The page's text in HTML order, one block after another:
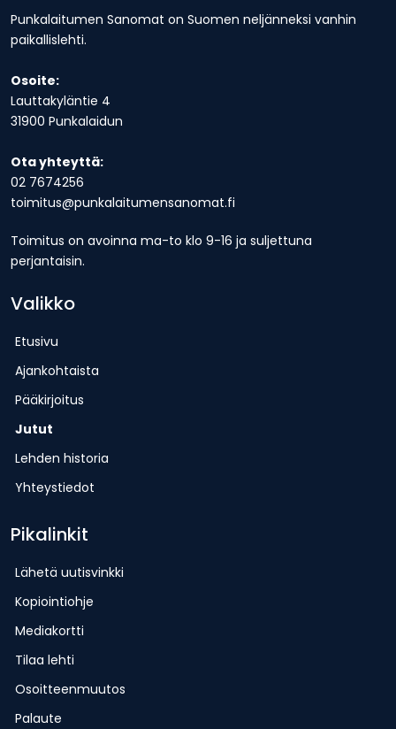
Punkalaitumen Sanomat on Suomen neljänneksi vanhin
paikallislehti.
Osoite:
Lauttakyläntie 4
31900 Punkalaidun
Ota yhteyttä:
02 7674256
toimitus@punkalaitumensanomat.fi
Toimitus on avoinna ma-to klo 9-16 ja suljettuna
perjantaisin.
Valikko
Etusivu
Ajankohtaista
Pääkirjoitus
Jutut
Lehden historia
Yhteystiedot
Pikalinkit
Lähetä uutisvinkki
Kopiointiohje
Mediakortti
Tilaa lehti
Osoitteenmuutos
Palaute